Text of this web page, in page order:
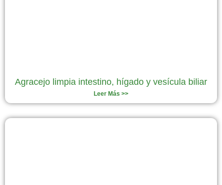
Agracejo limpia intestino, hígado y vesícula biliar
Leer Más >>